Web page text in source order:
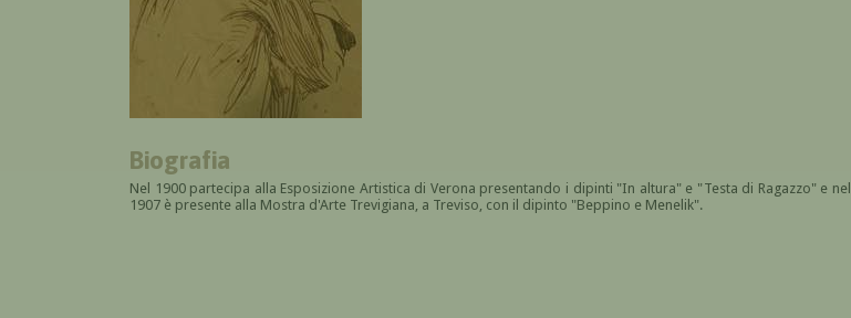
Biografia
Nel 1900 partecipa alla Esposizione Artistica di Verona presentando i dipinti "In altura" e "Testa di Ragazzo" e nel
1907 è presente alla Mostra d'Arte Trevigiana, a Treviso, con il dipinto "Beppino e Menelik".